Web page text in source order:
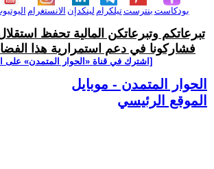
الانستغرام لينكدإن تيلكرامبنترست بودكاست
تبرعاتكم وتبرعاتكن المالية تحفظ
فشاركونا في دعم استمرارية هذا
[اشترك في قناة ‫«الحوار المتمدن» على
الحوار المتمدن - موبايل
الموقع الرئيسي